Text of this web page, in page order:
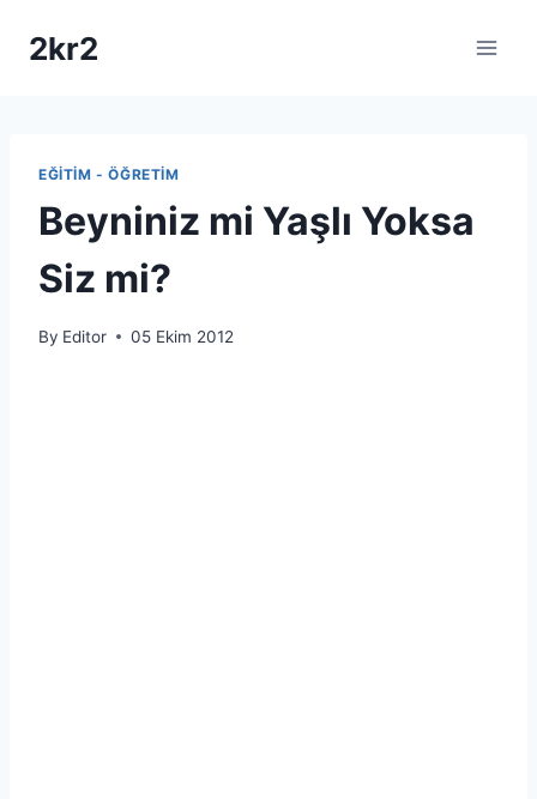
2kr2
EĞITIM - ÖĞRETIM
Beyniniz mi Yaşlı Yoksa
Siz mi?
By Editor 05 Ekim 2012